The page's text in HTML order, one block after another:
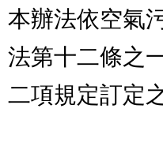
本辦法依空氣
法第十二條之
二項規定訂定之